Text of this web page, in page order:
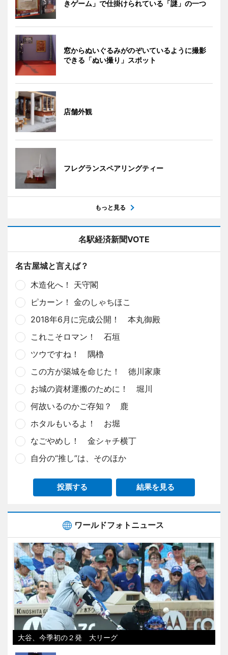
きゲーム」で仕掛けられている「謎」の一つ
窓からぬいぐるみがのぞいているように撮影
できる「ぬい撮り」スポット
店舗外観
フレグランスペアリングティー
もっと見る
名駅経済新聞VOTE
名古屋城と言えば？
木造化へ！ 天守閣
ピカーン！ 金のしゃちほこ
2018年6月に完成公開！ 本丸御殿
これこそロマン！ 石垣
ツウですね！ 隅櫓
この方が築城を命じた！ 徳川家康
お城の資材運搬のために！ 堀川
何故いるのかご存知？ 鹿
ホタルもいるよ！ お堀
なごやめし！ 金シャチ横丁
自分の“推し”は、そのほか
投票する 結果を見る
ワールドフォトニュース
大谷、今季初の２発 大リーグ